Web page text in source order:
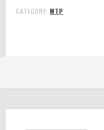
CATEGORY: MTP